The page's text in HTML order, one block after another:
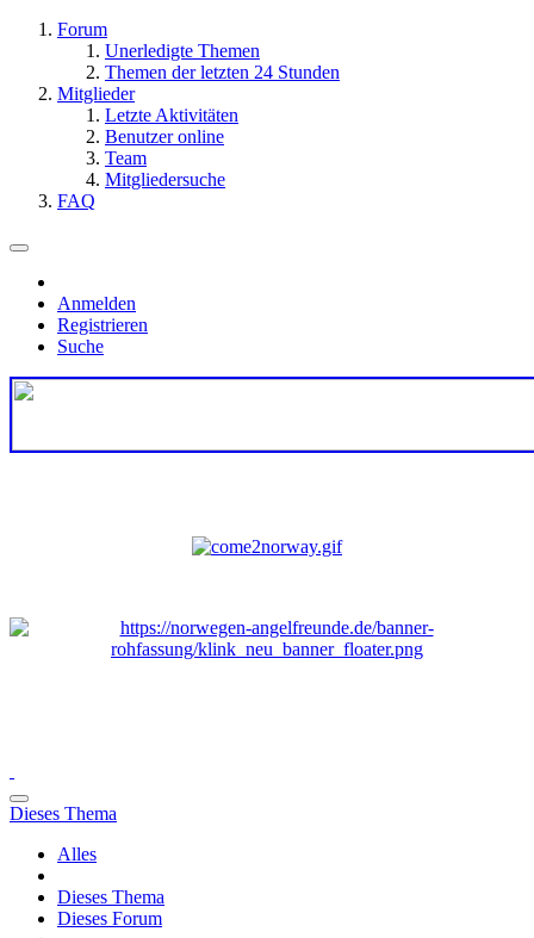
Forum
Unerledigte Themen
Themen der letzten 24 Stunden
Mitglieder
Letzte Aktivitäten
Benutzer online
Team
Mitgliedersuche
FAQ
Anmelden
Registrieren
Suche
Dieses Thema
Alles
Dieses Thema
Dieses Forum